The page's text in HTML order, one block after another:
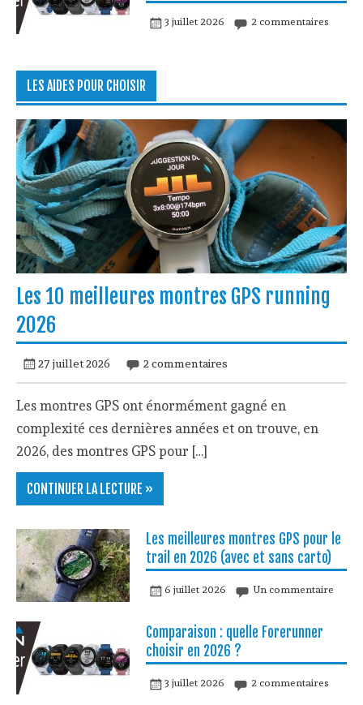
3 juillet 2026 2 commentaires
LES AIDES POUR CHOISIR
Les 10 meilleures montres GPS running
2026
27 juillet 2026 2 commentaires
Les montres GPS ont énormément gagné en
complexité ces dernières années et on trouve, en
2026, des montres GPS pour […]
CONTINUER LA LECTURE »
Les meilleures montres GPS pour le
trail en 2026 (avec et sans carto)
6 juillet 2026 Un commentaire
Comparaison : quelle Forerunner
choisir en 2026 ?
3 juillet 2026 2 commentaires